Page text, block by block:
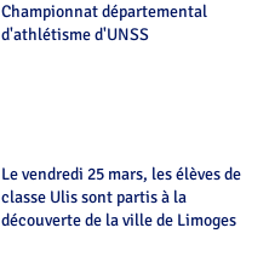
Championnat départemental
d'athlétisme d'UNSS
Le vendredi 25 mars, les élèves de la
classe Ulis sont partis à la
découverte de la ville de Limoges